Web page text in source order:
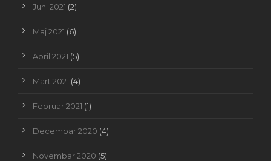
Juni 2021 (2)
Maj 2021 (6)
April 2021 (5)
Mart 2021 (4)
Februar 2021 (1)
Decembar 2020 (4)
Novembar 2020 (5)